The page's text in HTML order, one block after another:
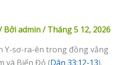
Bởiadmin/Tháng 5 12, 2026
Y-sơ-ra-ên trong đồng vắng
và Biển Đỏ (Dân 33:12-13).